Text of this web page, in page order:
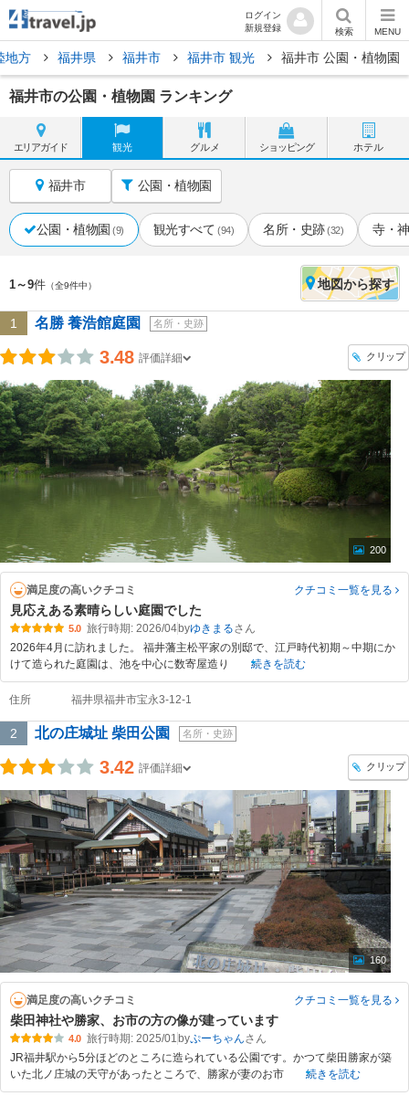
ログイン
新規登録
検索 MENU
地方 福井県 福井市 福井市 観光 福井市 公園・植物園
福井市の公園・植物園 ランキング
エリアガイド 観光 グルメ ショッピング ホテル
福井市 公園・植物園
公園・植物園 (9) 観光すべて (94) 名所・史跡 (32) 寺・
1～9件 （全9件中） 地図から探す
1 名勝 養浩館庭園 名所・史跡
3.48 評価詳細 クリップ
200
満足度の高いクチコミ クチコミ一覧を見る
見応えある素晴らしい庭園でした
5.0 旅行時期: 2026/04byゆきまる
2026年4月に訪れました。 福井藩主松平家の別邸で、江戸時代初期～中期にか
けて造られた庭園は、池を中心に数寄屋造り
続きを読む
住所 福井県福井市宝永3-12-1
2 北の庄城址 柴田公園 名所・史跡
3.42 評価詳細 クリップ
160
満足度の高いクチコミ クチコミ一覧を見る
柴田神社や勝家、お市の方の像が建っています
4.0 旅行時期: 2025/01 byぷーちゃん
JR福井駅から5分ほどのところに造られている公園です。かつて柴田勝家が築
いた北ノ庄城の天守があったところで、勝家が妻のお市
続きを読む